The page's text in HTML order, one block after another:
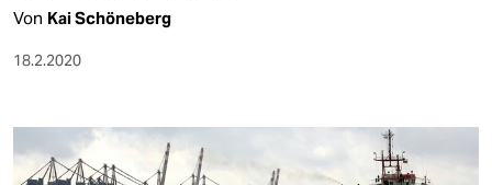
Von Kai Schöneberg
18.2.2020